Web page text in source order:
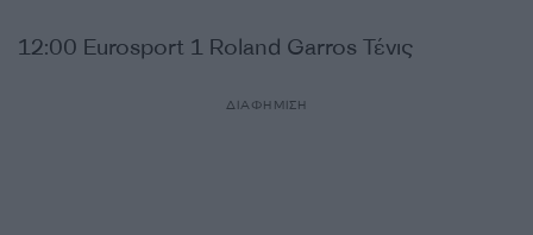
12:00 Eurosport 1 Roland Garros Τένις
ΔΙΑΦΗΜΙΣΗ